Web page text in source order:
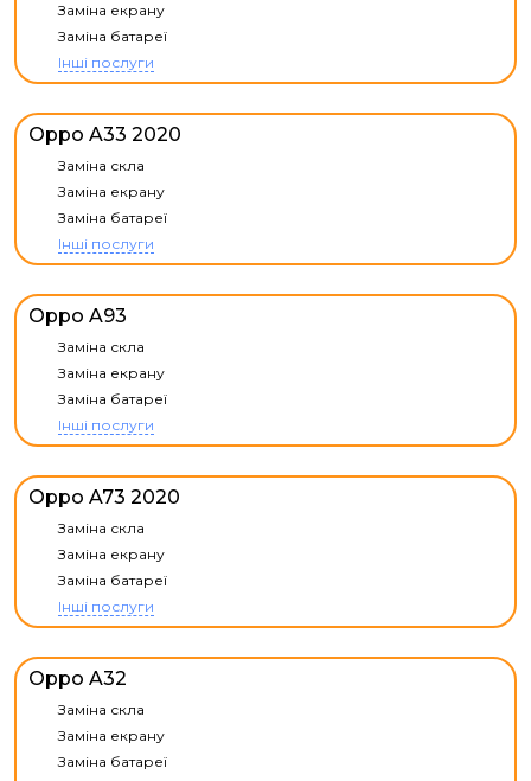
Заміна екрану
Заміна батареї
Інші послуги
Oppo A33 2020
Заміна скла
Заміна екрану
Заміна батареї
Інші послуги
Oppo A93
Заміна скла
Заміна екрану
Заміна батареї
Інші послуги
Oppo A73 2020
Заміна скла
Заміна екрану
Заміна батареї
Інші послуги
Oppo A32
Заміна скла
Заміна екрану
Заміна батареї